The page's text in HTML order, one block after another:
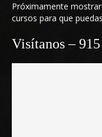
Próximamente
cursos para que
Visítanos –